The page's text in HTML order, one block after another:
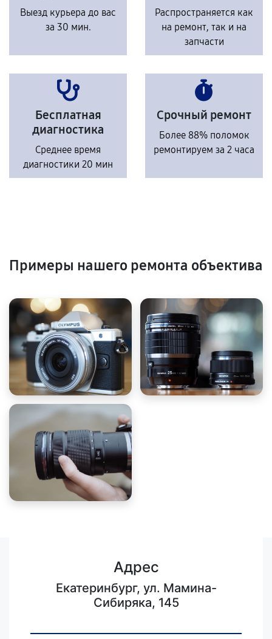
Выезд курьера до вас
за 30 мин.
Распространяется как
на ремонт, так и на
запчасти
Бесплатная
диагностика
Среднее время
диагностики 20 мин
Срочный ремонт
Более 88% поломок
ремонтируем за 2 часа
Примеры нашего ремонта объектива
Адрес
Екатеринбург, ул. Мамина-
Сибиряка, 145